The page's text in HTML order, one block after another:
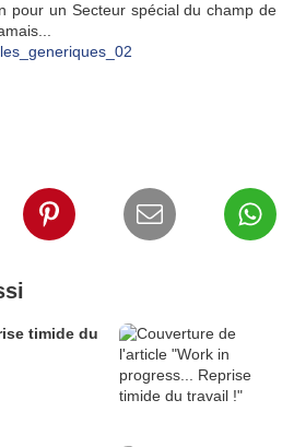
pour un Secteur spécial du champ de
timide du